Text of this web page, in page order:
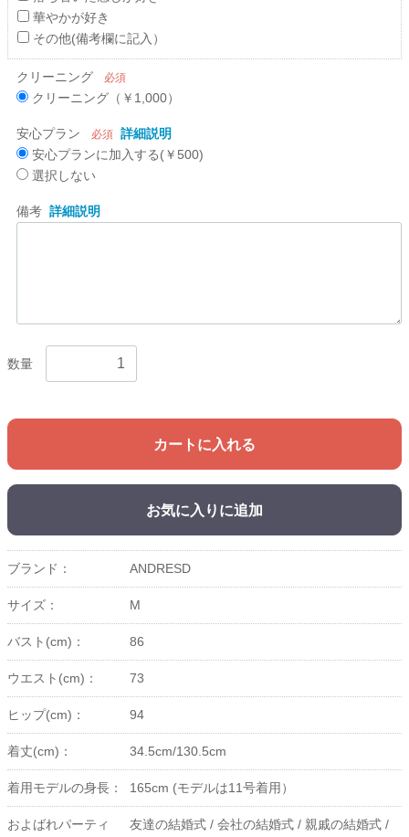
華やかが好き
その他(備考欄に記入）
クリーニング 必須
クリーニング（￥1,000）
安心プラン 必須 詳細説明
安心プランに加入する(￥500)
選択しない
備考 詳細説明
数量
カートに入れる
お気に入りに追加
ブランド： ANDRESD
サイズ： M
バスト(cm)： 86
ウエスト(cm)： 73
ヒップ(cm)： 94
着丈(cm)： 34.5cm/130.5cm
着用モデルの身長： 165cm (モデルは11号着用）
およばれパーティ
友達の結婚式 / 会社の結婚式 / 親戚の結婚式 /